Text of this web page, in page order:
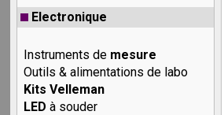
Electronique
Instruments de mesure
Outils & alimentations de labo
Kits Velleman
LED à souder